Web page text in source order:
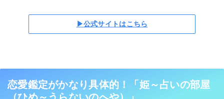
▶公式サイトはこちら
恋愛鑑定がかなり具体的！「姫～占いの部屋